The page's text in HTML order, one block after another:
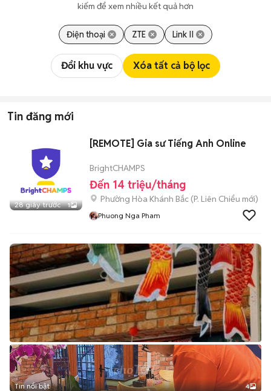
kiếm để xem nhiều kết quả hơn
Điện thoại ZTE Link II
Đổi khu vực Xóa tất cả bộ lọc
Tin đăng mới
28 giây trước 1
[REMOTE] Gia sư Tiếng Anh Online
BrightCHAMPS
Đến 14 triệu/tháng
Phường Hòa Khánh Bắc (P. Liên Chiểu mới)
Phuong Nga Pham
Tin nổi bật 4